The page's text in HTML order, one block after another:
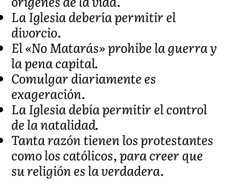
La Iglesia debería permitir el
divorcio.
El «No Matarás» prohibe la guerra y
la pena capital.
Comulgar diariamente es
exageración.
La Iglesia debía permitir el control
de la natalidad.
Tanta razón tienen los protestantes
como los católicos, para creer que
su religión es la verdadera.